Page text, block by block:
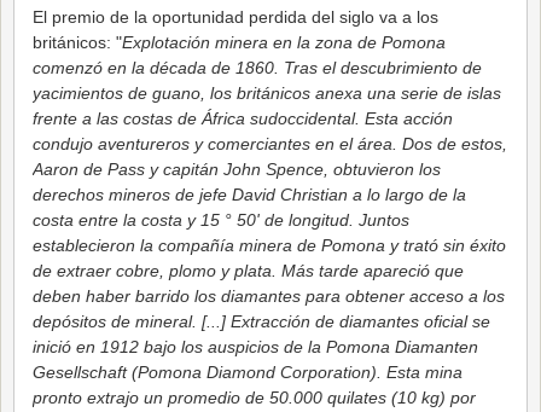
El premio de la oportunidad perdida del siglo va a los
británicos: "Explotación minera en la zona de Pomona
comenzó en la década de 1860. Tras el descubrimiento de
yacimientos de guano, los británicos anexa una serie de islas
frente a las costas de África sudoccidental. Esta acción
condujo aventureros y comerciantes en el área. Dos de estos,
Aaron de Pass y capitán John Spence, obtuvieron los
derechos mineros de jefe David Christian a lo largo de la
costa entre la costa y 15 ° 50' de longitud. Juntos
establecieron la compañía minera de Pomona y trató sin éxito
de extraer cobre, plomo y plata. Más tarde apareció que
deben haber barrido los diamantes para obtener acceso a los
depósitos de mineral. [...] Extracción de diamantes oficial se
inició en 1912 bajo los auspicios de la Pomona Diamanten
Gesellschaft (Pomona Diamond Corporation). Esta mina
pronto extrajo un promedio de 50.000 quilates (10 kg) por